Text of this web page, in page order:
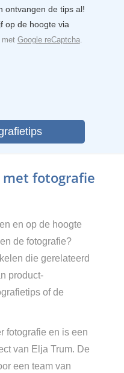
ontvangen de tips al!
op de hoogte via
met Google reCaptcha.
fotografie
en op de hoogte
de fotografie?
die gerelateerd
product-
of de
fotografie en is een
van Elja Trum. De
een team van